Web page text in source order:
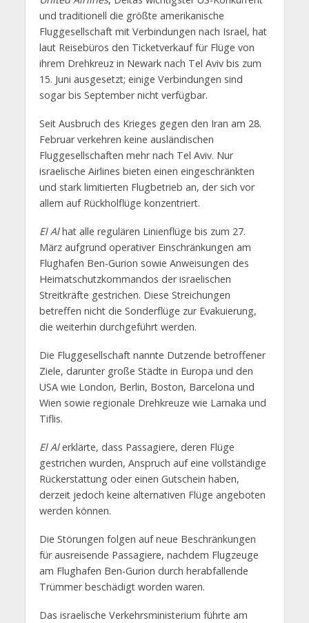
und traditionell die größte amerikanische
Fluggesellschaft mit Verbindungen nach Israel, hat
laut Reisebüros den Ticketverkauf für Flüge von
ihrem Drehkreuz in Newark nach Tel Aviv bis zum
15. Juni ausgesetzt; einige Verbindungen sind
sogar bis September nicht verfügbar.
Seit Ausbruch des Krieges gegen den Iran am 28.
Februar verkehren keine ausländischen
Fluggesellschaften mehr nach Tel Aviv. Nur
israelische Airlines bieten einen eingeschränkten
und stark limitierten Flugbetrieb an, der sich vor
allem auf Rückholflüge konzentriert.
El Alhat alle regulären Linienflüge bis zum 27.
März aufgrund operativer Einschränkungen am
Flughafen Ben-Gurion sowie Anweisungen des
Heimatschutzkommandos der israelischen
Streitkräfte gestrichen. Diese Streichungen
betreffen nicht die Sonderflüge zur Evakuierung,
die weiterhin durchgeführt werden.
Die Fluggesellschaft nannte Dutzende betroffener
Ziele, darunter große Städte in Europa und den
USA wie London, Berlin, Boston, Barcelona und
Wien sowie regionale Drehkreuze wie Larnaka und
Tiflis.
El Alerklärte, dass Passagiere, deren Flüge
gestrichen wurden, Anspruch auf eine vollständige
Rückerstattung oder einen Gutschein haben,
derzeit jedoch keine alternativen Flüge angeboten
werden können.
Die Störungen folgen auf neue Beschränkungen
für ausreisende Passagiere, nachdem Flugzeuge
am Flughafen Ben-Gurion durch herabfallende
Trümmer beschädigt worden waren.
Das israelische Verkehrsministerium führte am